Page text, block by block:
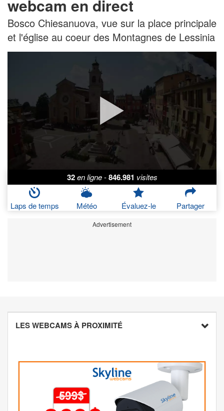
webcam en direct
Bosco Chiesanuova, vue sur la place principale
et l'église au coeur des Montagnes de Lessinia
32 en ligne - 846.981 visites
Laps de temps Météo Évaluez-le Partager
Advertisement
LES WEBCAMS À PROXIMITÉ